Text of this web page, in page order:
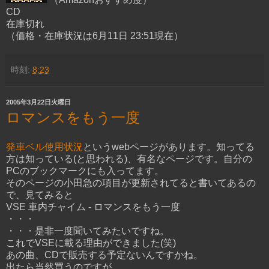
CD
在庫切れ
（価格・在庫状況は6月11日 23:51現在）
時刻: 8:23
2005年3月22日火曜日
ロマンスをもう一度
発車ベル使用状況 というwebページがあります。知ってる
方は知っている(と思われる)、有名なページです。自分の
PCのブックマークにも入ってます。
そのページの小田急の項目が更新されてると書いてあるの
で、見てみると
VSE 車内チャイム - ロマンスをもう一度
・・・
・・・是非一度聞いてみたいですね。
これでVSEに載る理由ができました(笑)
あの曲、CDで販売する予定ないんですかね。